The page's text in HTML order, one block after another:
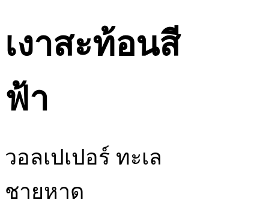
เงาสะท้อนสี
ฟ้า
วอลเปเปอร์ ทะเล
ชายหาด